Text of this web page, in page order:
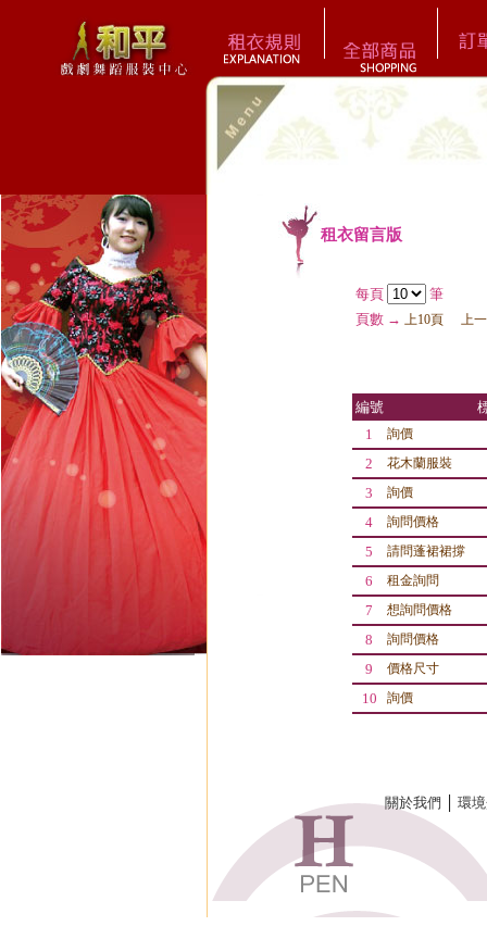
租衣留言版
每頁
筆
頁數 → 上10頁 上
編號
1
詢價
2 花木蘭服裝
3 詢價
4 詢問價格
5 請問蓬裙裙撐
6 租金詢問
7 想詢問價格
8 詢問價格
9 價格尺寸
10 詢價
關於我們 環